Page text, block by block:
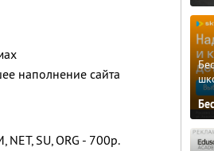
наполнение сайта
SU, ORG - 700р.